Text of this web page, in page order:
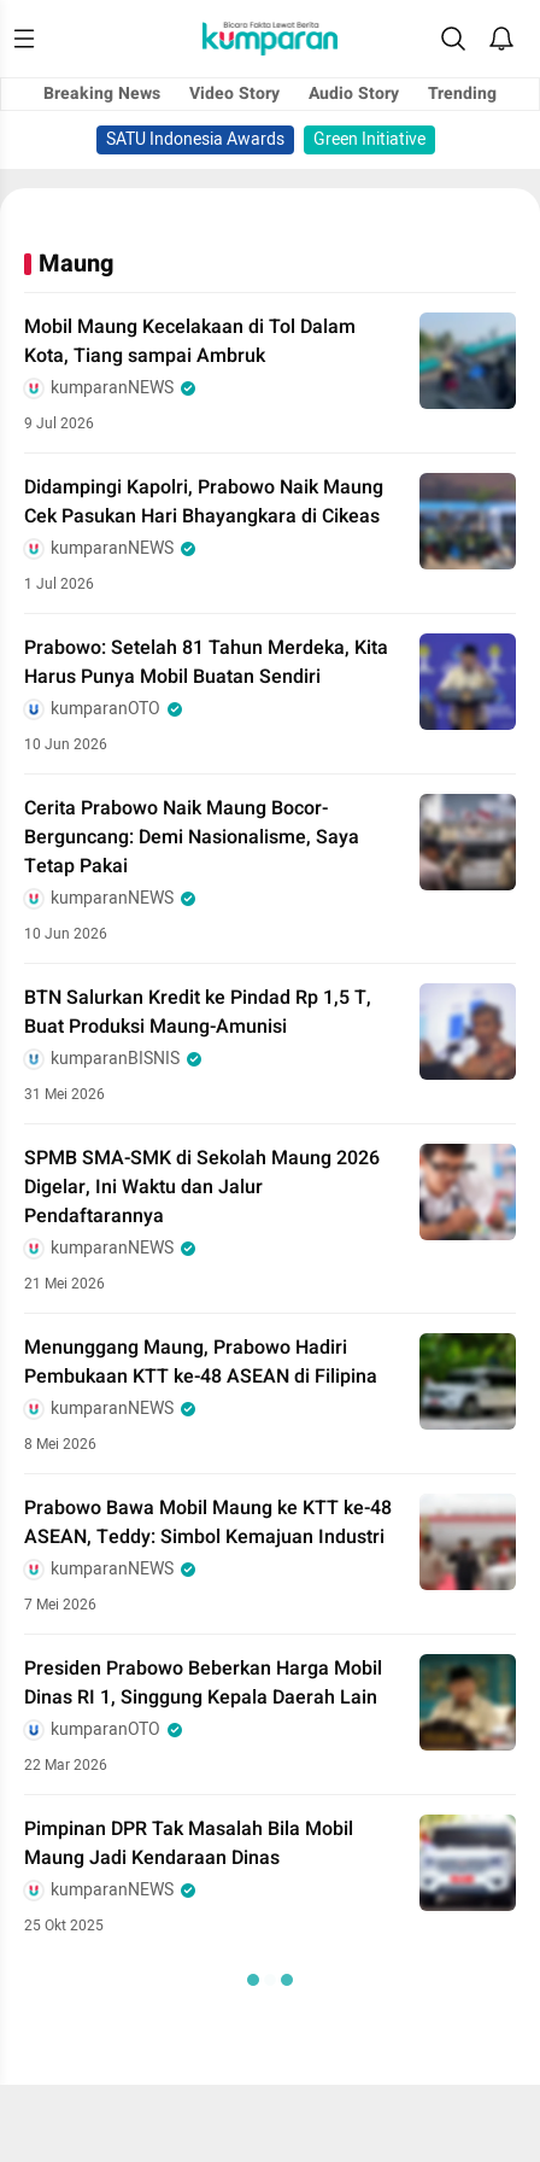
Breaking News Video Story Audio Story
Trending
SATU Indonesia Awards
Green Initiative
Maung
Mobil Maung Kecelakaan di Tol Dalam
Kota, Tiang sampai Ambruk
kumparanNEWS
9 Jul 2026
Didampingi Kapolri, Prabowo Naik Maung
Cek Pasukan Hari Bhayangkara di Cikeas
kumparanNEWS
1 Jul 2026
Prabowo: Setelah 81 Tahun Merdeka, Kita
Harus Punya Mobil Buatan Sendiri
kumparanOTO
10 Jun 2026
Cerita Prabowo Naik Maung Bocor-
Berguncang: Demi Nasionalisme, Saya
Tetap Pakai
kumparanNEWS
10 Jun 2026
BTN Salurkan Kredit ke Pindad Rp 1,5 T,
Buat Produksi Maung-Amunisi
kumparanBISNIS
31 Mei 2026
SPMB SMA-SMK di Sekolah Maung 2026
Digelar, Ini Waktu dan Jalur
Pendaftarannya
kumparanNEWS
21 Mei 2026
Menunggang Maung, Prabowo Hadiri
Pembukaan KTT ke-48 ASEAN di Filipina
kumparanNEWS
8 Mei 2026
Prabowo Bawa Mobil Maung ke KTT ke-48
ASEAN, Teddy: Simbol Kemajuan Industri
kumparanNEWS
7 Mei 2026
Presiden Prabowo Beberkan Harga Mobil
Dinas RI 1, Singgung Kepala Daerah Lain
kumparanOTO
22 Mar 2026
Pimpinan DPR Tak Masalah Bila Mobil
Maung Jadi Kendaraan Dinas
kumparanNEWS
25 Okt 2025